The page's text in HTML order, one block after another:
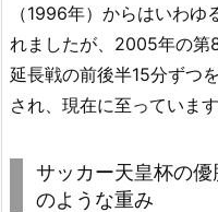
（1996年）からはいわ
れましたが、2005年の第
延長戦の前後半15分ずつ
され、現在に至っています
サッカー天皇杯の
のような重み